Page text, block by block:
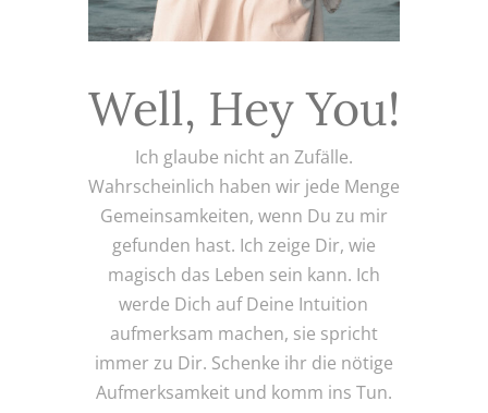
Well, Hey You!
Ich glaube nicht an Zufälle.
Wahrscheinlich haben wir jede Menge
Gemeinsamkeiten, wenn Du zu mir
gefunden hast. Ich zeige Dir, wie
magisch das Leben sein kann. Ich
werde Dich auf Deine Intuition
aufmerksam machen, sie spricht
immer zu Dir. Schenke ihr die nötige
Aufmerksamkeit und komm ins Tun.